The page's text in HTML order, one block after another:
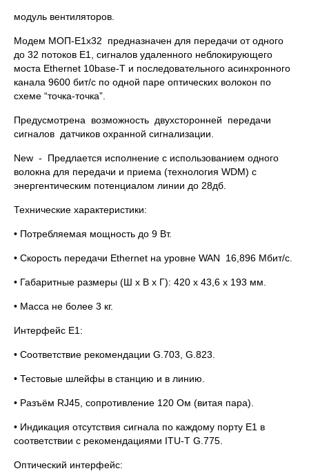
модуль вентиляторов.
Модем MОП-E1х32 предназначен для передачи от одного
до 32 потоков Е1, сигналов удаленного неблокирующего
моста Ethernet 10base-T и последовательного асинхронного
канала 9600 бит/с по одной паре оптических волокон по
схеме “точка-точка”.
Предусмотрена возможность двухсторонней передачи
сигналов датчиков охранной сигнализации.
New - Предлается исполнение с использованием одного
волокна для передачи и приема (технология WDM) с
энергентическим потенциалом линии до 28дб.
Технические характеристики:
• Потребляемая мощность до 9 Вт.
• Скорость передачи Ethernet на уровне WAN 16,896 Мбит/с.
• Габаритные размеры (Ш х В х Г): 420 х 43,6 х 193 мм.
• Масса не более 3 кг.
Интерфейс Е1:
• Соответствие рекомендации G.703, G.823.
• Тестовые шлейфы в станцию и в линию.
• Разъём RJ45, сопротивление 120 Ом (витая пара).
• Индикация отсутствия сигнала по каждому порту Е1 в
соответствии с рекомендациями ITU-T G.775.
Оптический интерфейс: